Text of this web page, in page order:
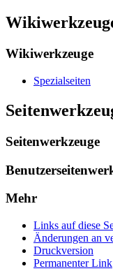
Wikiwerkzeuge
Spezialseiten
Seitenwerkzeuge
Mehr
Links auf diese
Änderungen an
Druckversion
Permanenter Link